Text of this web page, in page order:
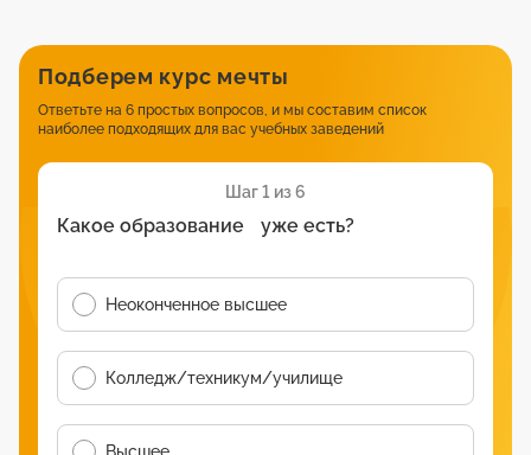
Подберем курс мечты
Ответьте на 6 простых вопросов, и мы составим список
наиболее подходящих для вас учебных заведений
Шаг 1 из 6
Какое образование уже есть?
Неоконченное высшее
Колледж/техникум/училище